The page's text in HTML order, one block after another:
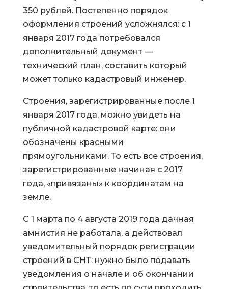
350 рублей. Постепенно порядок
оформления строений усложнялся: с 1
января 2017 года потребовался
дополнительный документ —
технический план, составить который
может только кадастровый инженер.
Строения, зарегистрированные после 1
января 2017 года, можно увидеть на
публичной кадастровой карте: они
обозначены красными
прямоугольниками. То есть все строения,
зарегистрированные начиная с 2017
года, «привязаны» к координатам на
земле.
С 1 марта по 4 августа 2019 года дачная
амнистия не работала, а действовал
уведомительный порядок регистрации
строений в СНТ: нужно было подавать
уведомления о начале и об окончании